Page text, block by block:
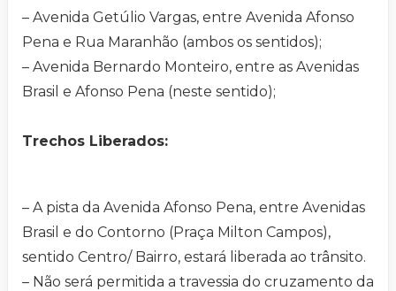
– Avenida Getúlio Vargas, entre Avenida Afonso
Pena e Rua Maranhão (ambos os sentidos);
– Avenida Bernardo Monteiro, entre as Avenidas
Brasil e Afonso Pena (neste sentido);
Trechos Liberados:
– A pista da Avenida Afonso Pena, entre Avenidas
Brasil e do Contorno (Praça Milton Campos),
sentido Centro/ Bairro, estará liberada ao trânsito.
– Não será permitida a travessia do cruzamento da